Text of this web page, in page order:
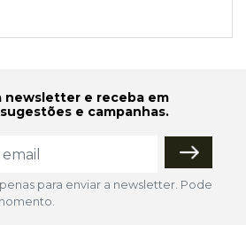
newsletter e receba em
e campanhas.
para enviar a newsletter. Pode